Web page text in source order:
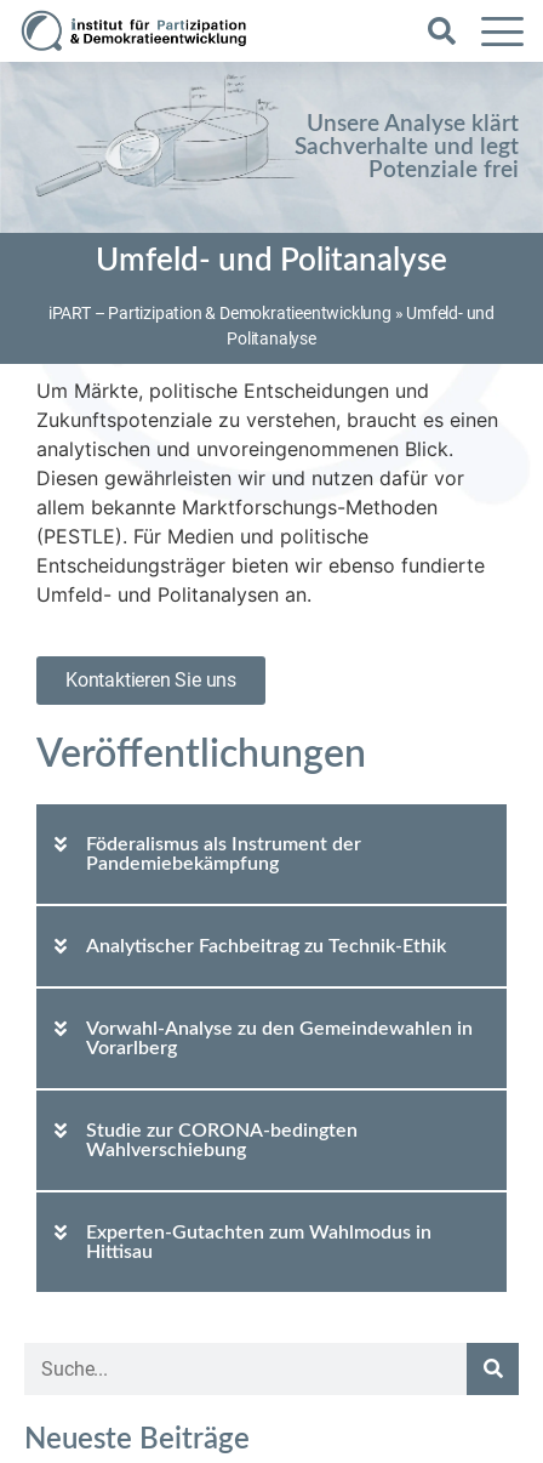
Unsere Analyse klärt
Sachverhalte und legt
Potenziale frei
Umfeld- und Politanalyse
iPART – Partizipation & Demokratieentwicklung » Umfeld- und
Politanalyse
Um Märkte, politische Entscheidungen und
Zukunftspotenziale zu verstehen, braucht es einen
analytischen und unvoreingenommenen Blick.
Diesen gewährleisten wir und nutzen dafür vor
allem bekannte Marktforschungs-Methoden
(PESTLE). Für Medien und politische
Entscheidungsträger bieten wir ebenso fundierte
Umfeld- und Politanalysen an.
Kontaktieren Sie uns
Veröffentlichungen
Föderalismus als Instrument der
Pandemiebekämpfung
Analytischer Fachbeitrag zu Technik-Ethik
Vorwahl-Analyse zu den Gemeindewahlen in
Vorarlberg
Studie zur CORONA-bedingten
Wahlverschiebung
Experten-Gutachten zum Wahlmodus in
Hittisau
Neueste Beiträge